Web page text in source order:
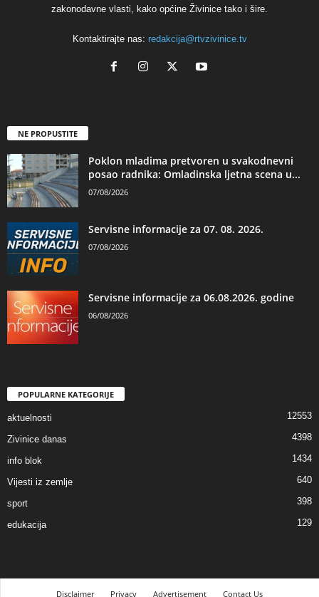
zakonodavne vlasti, kako općine Živinice tako i šire.
Kontaktirajte nas: redakcija@rtvzivinice.tv
NE PROPUSTITE
Poklon mladima pretvoren u svakodnevni
posao radnika: Omladinska ljetna scena u...
07/08/2026
Servisne informacije za 07. 08. 2026.
07/08/2026
Servisne informacije za 06.08.2026. godine
06/08/2026
POPULARNE KATEGORIJE
aktuelnosti 12553
Zivinice danas 4398
info blok 1434
Vijesti iz zemlje 640
sport 398
edukacija 129
Disclaimer Privacy Advertisement Contact Us